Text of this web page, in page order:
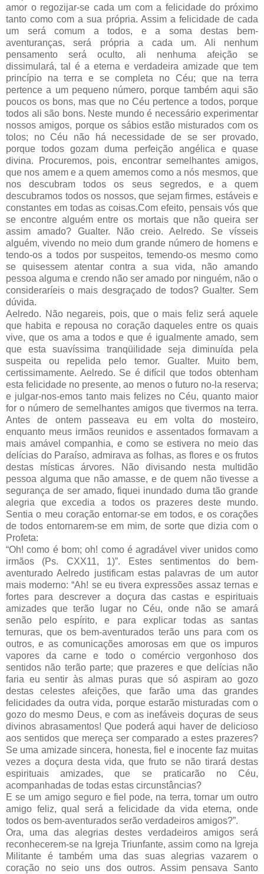
amor o regozijar-se cada um com a felicidade do próximo
tanto como com a sua própria. Assim a felicidade de cada
um será comum a todos, e a soma destas bem-
aventuranças, será própria a cada um. Ali nenhum
pensamento será oculto, ali nenhuma afeição se
dissimulará, tal é a eterna e verdadeira amizade que tem
princípio na terra e se completa no Céu; que na terra
pertence a um pequeno número, porque também aqui são
poucos os bons, mas que no Céu pertence a todos, porque
todos ali são bons. Neste mundo é necessário experimentar
nossos amigos, porque os sábios estão misturados com os
tolos; no Céu não há necessidade de se ser provado,
porque todos gozam duma perfeição angélica e quase
divina. Procuremos, pois, encontrar semelhantes amigos,
que nos amem e a quem amemos como a nós mesmos, que
nos descubram todos os seus segredos, e a quem
descubramos todos os nossos, que sejam firmes, estáveis e
constantes em todas as coisas.Com efeito, pensais vós que
se encontre alguém entre os mortais que não queira ser
assim amado? Gualter. Não creio. Aelredo. Se vísseis
alguém, vivendo no meio dum grande número de homens e
tendo-os a todos por suspeitos, temendo-os mesmo como
se quisessem atentar contra a sua vida, não amando
pessoa alguma e crendo não ser amado por ninguém, não o
consideraríeis o mais desgraçado de todos? Gualter. Sem
dúvida.
Aelredo. Não negareis, pois, que o mais feliz será aquele
que habita e repousa no coração daqueles entre os quais
vive, que os ama a todos e que é igualmente amado, sem
que esta suavíssima tranqüilidade seja diminuída pela
suspeita ou repelida pelo temor. Gualter. Muito bem,
certissimamente. Aelredo. Se é difícil que todos obtenham
esta felicidade no presente, ao menos o futuro no-la reserva;
e julgar-nos-emos tanto mais felizes no Céu, quanto maior
for o número de semelhantes amigos que tivermos na terra.
Antes de ontem passeava eu em volta do mosteiro,
enquanto meus irmãos reunidos e assentados formavam a
mais amável companhia, e como se estivera no meio das
delícias do Paraíso, admirava as folhas, as flores e os frutos
destas místicas árvores. Não divisando nesta multidão
pessoa alguma que não amasse, e de quem não tivesse a
segurança de ser amado, fiquei inundado duma tão grande
alegria que excedia a todos os prazeres deste mundo.
Sentia o meu coração entornar-se em todos, e os corações
de todos entornarem-se em mim, de sorte que dizia com o
Profeta:
“Oh! como é bom; oh! como é agradável viver unidos como
irmãos (Ps. CXX11, 1)”. Estes sentimentos do bem-
aventurado Aelredo justificam estas palavras de um autor
mais moderno: “Ah! se eu tivera expressões assaz ternas e
fortes para descrever a doçura das castas e espirituais
amizades que terão lugar no Céu, onde não se amará
senão pelo espírito, e para explicar todas as santas
ternuras, que os bem-aventurados terão uns para com os
outros, e as comunicações amorosas em que os impuros
vapores da carne e todo o comércio vergonhoso dos
sentidos não terão parte; que prazeres e que delícias não
faria eu sentir às almas puras que só aspiram ao gozo
destas celestes afeições, que farão uma das grandes
felicidades da outra vida, porque estarão misturadas com o
gozo do mesmo Deus, e com as inefáveis doçuras de seus
divinos abrasamentos! Que poderá aqui haver de delicioso
aos sentidos que mereça ser comparado a estes prazeres?
Se uma amizade sincera, honesta, fiel e inocente faz muitas
vezes a doçura desta vida, que fruto se não tirará destas
espirituais amizades, que se praticarão no Céu,
acompanhadas de todas estas circunstâncias?
E se um amigo seguro e fiel pode, na terra, tornar um outro
amigo feliz, qual será a felicidade da vida eterna, onde
todos os bem-aventurados serão verdadeiros amigos?”.
Ora, uma das alegrias destes verdadeiros amigos será
reconhecerem-se na Igreja Triunfante, assim como na Igreja
Militante é também uma das suas alegrias vazarem o
coração no seio uns dos outros. Assim pensava Santo